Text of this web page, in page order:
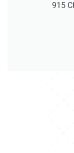
915